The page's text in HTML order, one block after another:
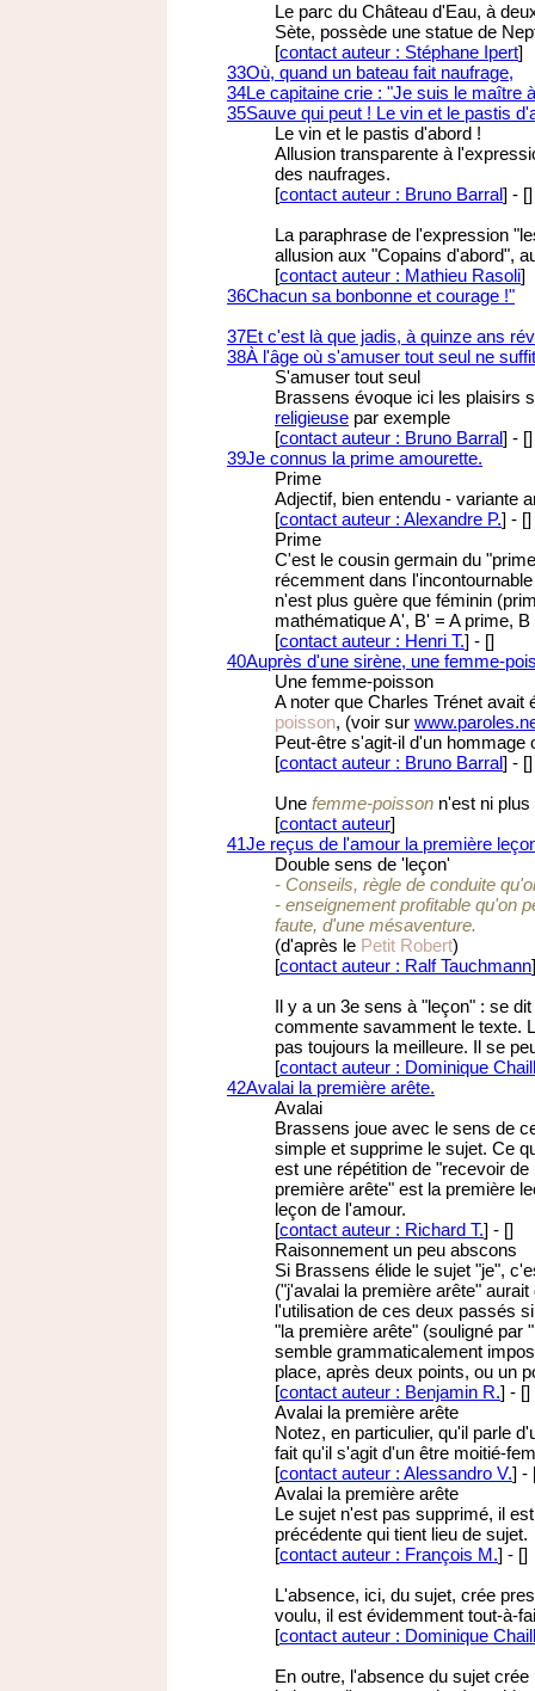
Le parc du Château d'Eau, à
Sète, possède une statue de
[contact auteur : Stéphane Ipert]
33Où, quand un bateau fait naufrage,
34Le capitaine crie : "Je suis le maître
35Sauve qui peut ! Le vin et le pastis
Le vin et le pastis d'abord !
Allusion transparente à
des naufrages.
[contact auteur : Bruno Barral] - []
La paraphrase de l'expression
allusion aux "Copains d'abord",
[contact auteur : Mathieu Rasoli]
36Chacun sa bonbonne et courage !"
37Et c'est là que jadis, à quinze ans
38À l'âge où s'amuser tout seul ne
S'amuser tout seul
Brassens évoque ici les plaisirs
religieuse par exemple
[contact auteur : Bruno Barral] - []
39Je connus la prime amourette.
Prime
Adjectif, bien entendu - variante
[contact auteur : Alexandre P.] - []
Prime
C'est le cousin germain du
récemment dans
n'est plus guère que féminin
mathématique A', B' = A prime,
[contact auteur : Henri T.] - []
40Auprès d'une sirène, une femme-
Une femme-poisson
A noter que Charles Trénet
poisson, (voir sur
Peut-être s'agit-il d'un
[contact auteur : Bruno Barral] - []
Une femme-poisson n'est ni
[contact auteur]
41Je reçus de l'amour la première
Double sens de 'leçon'
- Conseils, règle de conduite
- enseignement profitable qu'on
faute, d'une mésaventure.
(d'après le Petit Robert)
[contact auteur : Ralf Tauchmann]
Il y a un 3e sens à "leçon" : se
commente savamment le texte.
pas toujours la meilleure. Il se
[contact auteur : Dominique
42Avalai la première arête.
Avalai
Brassens joue avec le sens de
simple et supprime le sujet. Ce
est une répétition de "recevoir
première arête" est la première
leçon de l'amour.
[contact auteur : Richard T.] - []
Raisonnement un peu abscons
Si Brassens élide le sujet "je",
("j'avalai la première arête"
l'utilisation de ces deux passés
"la première arête" (souligné par
semble grammaticalement
place, après deux points, ou un
[contact auteur : Benjamin R.] - []
Avalai la première arête
Notez, en particulier, qu'il parle
fait qu'il s'agit d'un être moitié-
[contact auteur : Alessandro V.] -
Avalai la première arête
Le sujet n'est pas supprimé, il
précédente qui tient lieu de sujet.
[contact auteur : François M.] - []
L'absence, ici, du sujet, crée
voulu, il est évidemment tout-à-
[contact auteur : Dominique
En outre, l'absence du sujet